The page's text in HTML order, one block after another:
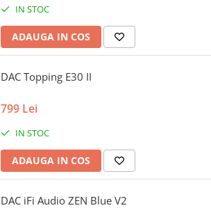
IN STOC
ADAUGA IN COS
DAC Topping E30 II
799 Lei
IN STOC
ADAUGA IN COS
DAC iFi Audio ZEN Blue V2